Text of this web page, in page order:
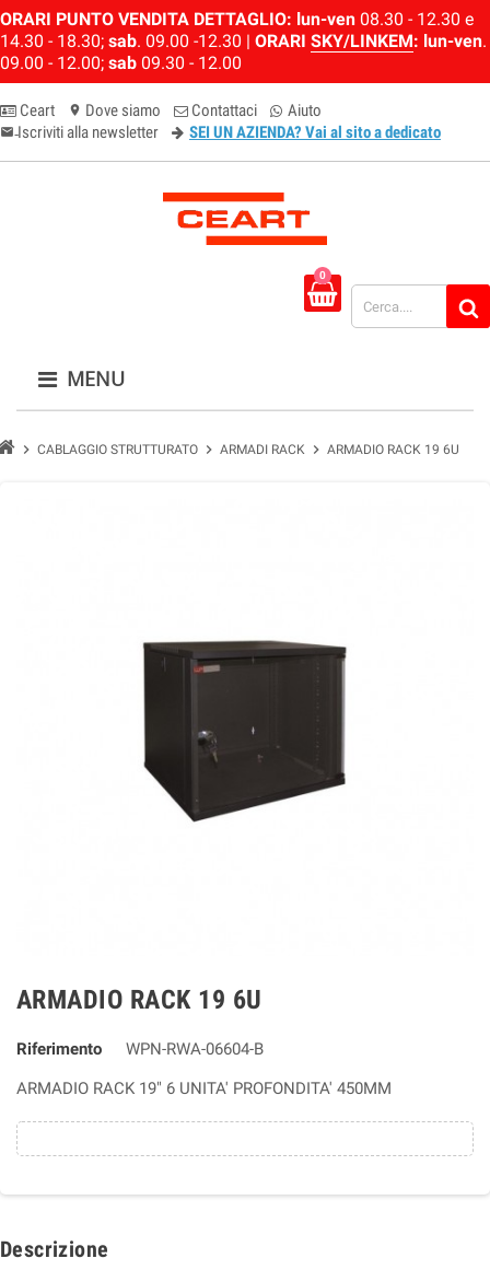
ORARI PUNTO VENDITA DETTAGLIO: lun-ven 08.30 - 12.30 e
14.30 - 18.30; sab. 09.00 -12.30 | ORARI SKY/LINKEM: lun-ven.
09.00 - 12.00; sab 09.30 - 12.00
Ceart location_on Dove siamo Contattaci Aiuto
email-newsletter
Iscriviti alla newsletter SEI UN AZIENDA? Vai al sito a dedicato
0
MENU
chevron_right CABLAGGIO STRUTTURATO chevron_right ARMADI RACK chevron_right ARMADIO RACK 19 6U
ARMADIO RACK 19 6U
Riferimento
WPN-RWA-06604-B
ARMADIO RACK 19" 6 UNITA' PROFONDITA' 450MM
Descrizione